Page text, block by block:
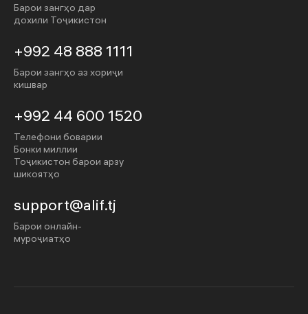
Барои зангҳо дар
дохили Тоҷикистон
+992 48 888 1111
Барои зангҳо аз хориҷи
кишвар
+992 44 600 1520
Телефони боварии
Бонки миллии
Тоҷикистон барои арзу
шикоятҳо
support@alif.tj
Барои онлайн-
муроҷиатҳо